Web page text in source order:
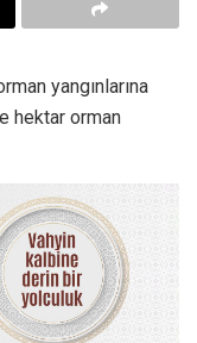
yangınlarına
hektar orman